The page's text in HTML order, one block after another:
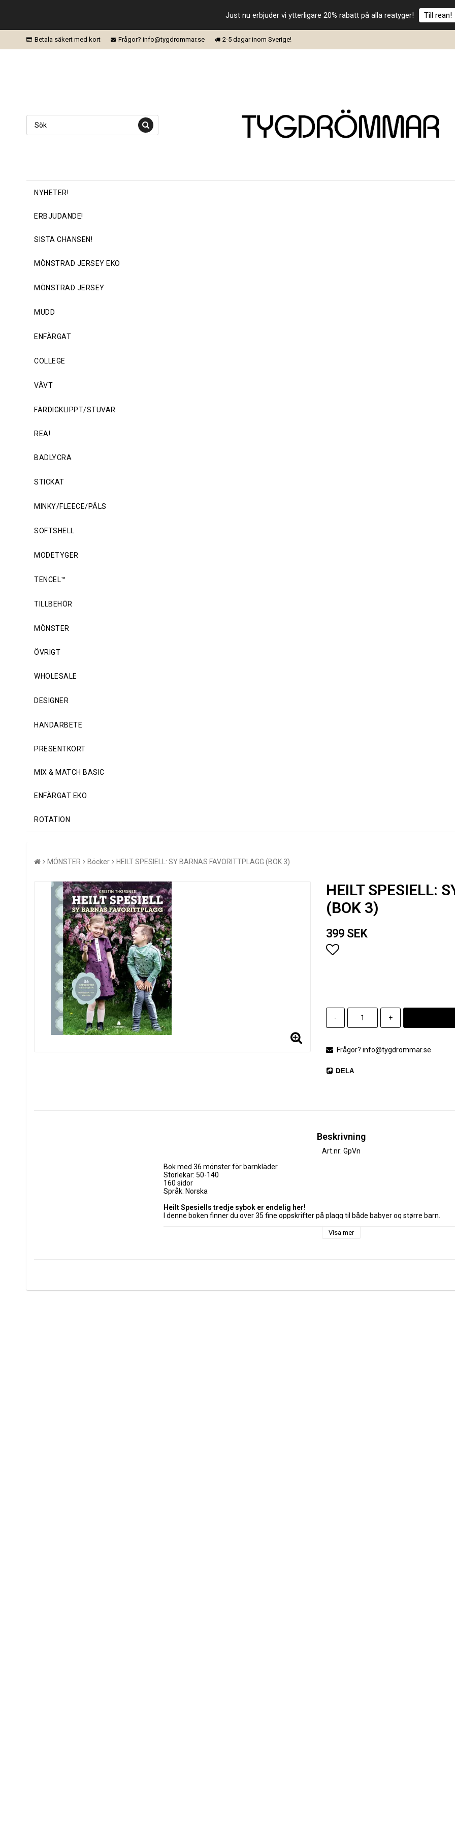
Just nu erbjuder vi ytterligare 20% rabatt på alla reatyger! Till rean!
Betala säkert med kort Frågor? info@tygdrommar.se 2-5 dagar inom Sverige!
NYHETER!
ERBJUDANDE!
SISTA CHANSEN!
MÖNSTRAD JERSEY EKO
MÖNSTRAD JERSEY
MUDD
ENFÄRGAT
COLLEGE
VÄVT
FÄRDIGKLIPPT/STUVAR
REA!
BADLYCRA
STICKAT
MINKY/FLEECE/PÄLS
SOFTSHELL
MODETYGER
TENCEL™
TILLBEHÖR
MÖNSTER
ÖVRIGT
WHOLESALE
DESIGNER
HANDARBETE
PRESENTKORT
MIX & MATCH BASIC
ENFÄRGAT EKO
ROTATION
MÖNSTER Böcker HEILT SPESIELL: SY BARNAS FAVORITTPLAGG (BOK 3)
HEILT SPESIELL:
(BOK 3)
399 SEK
- +
Frågor? info@tygdrommar.se
DELA
Beskrivning
Art.nr: GpVn
Bok med 36 mönster för barnkläder.
Storlekar: 50-140
160 sidor
Språk: Norska
Heilt Spesiells tredje sybok er endelig her!
I denne boken finner du over 35 fine oppskrifter på plagg til både babyer og større barn.
Alle plaggene er myke og behagelige og passer perfekt til aktive barn og smårollinger.
Om forfatteren: Kristin Thorsnes er utdannet frisør og makeup-artist, og har de siste
Visa mer